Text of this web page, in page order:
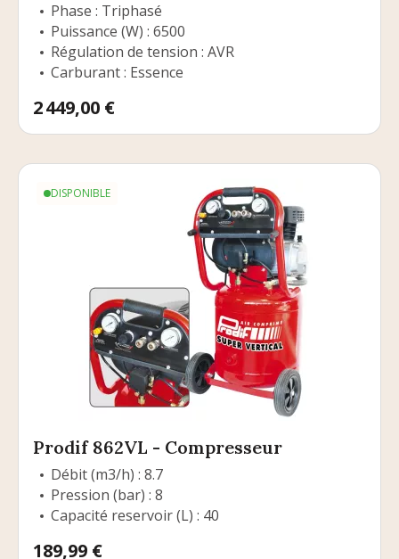
Phase : Triphasé
Puissance (W) : 6500
Régulation de tension : AVR
Carburant : Essence
Prix
2 449,00 €
DISPONIBLE
Prodif 862VL - Compresseur
Débit (m3/h) : 8.7
Pression (bar) : 8
Capacité reservoir (L) : 40
Prix
189,99 €